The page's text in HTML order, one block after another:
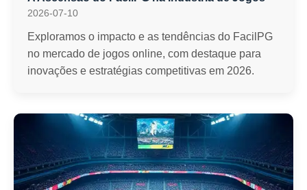
2026-07-10
Exploramos o impacto e as tendências do FacilPG
no mercado de jogos online, com destaque para
inovações e estratégias competitivas em 2026.